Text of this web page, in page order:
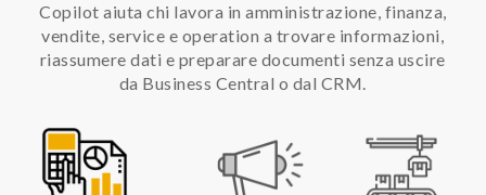
Copilot aiuta chi lavora in amministrazione, finanza,
vendite, service e operation a trovare informazioni,
riassumere dati e preparare documenti senza uscire
da Business Central o dal CRM.